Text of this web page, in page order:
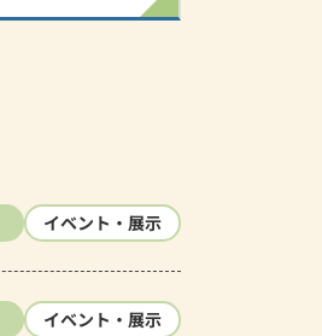
イベント・展示
イベント・展示